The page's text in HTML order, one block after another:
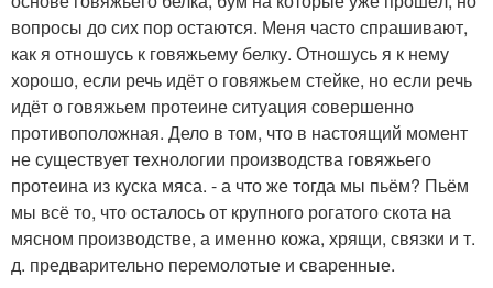
вопросы до сих пор остаются. Меня часто спрашивают,
как я отношусь к говяжьему белку. Отношусь я к нему
хорошо, если речь идёт о говяжьем стейке, но если речь
идёт о говяжьем протеине ситуация совершенно
противоположная. Дело в том, что в настоящий момент
не существует технологии производства говяжьего
протеина из куска мяса. - а что же тогда мы пьём? Пьём
мы всё то, что осталось от крупного рогатого скота на
мясном производстве, а именно кожа, хрящи, связки и т.
д. предварительно перемолотые и сваренные.